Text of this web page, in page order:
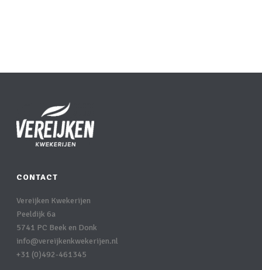
CONTACT
Vereijken Kwekerijen
Peeldijk 6a
5741 PC Beek en Donk
info@vereijkenkwekerijen.nl
+31 (0)492-461345